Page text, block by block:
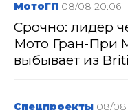
МотоГП 08/08 20:06
Срочно: лидер
Мото Гран-При
выбывает из
Спецпроекты 08/08